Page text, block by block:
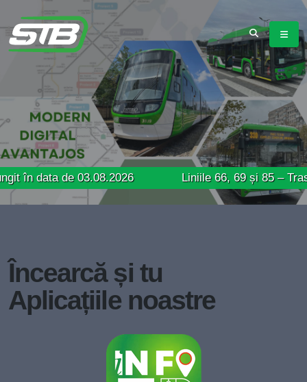
de 03.08.2026 Liniile 66, 69 și 85 – Trasee
Încearcă și tu
Aplicațiile noastre